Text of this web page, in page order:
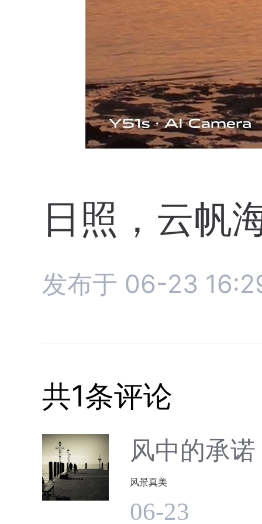
日照，云帆
发布于 06-23
共1条评论
风中的承诺
风景真美
06-23